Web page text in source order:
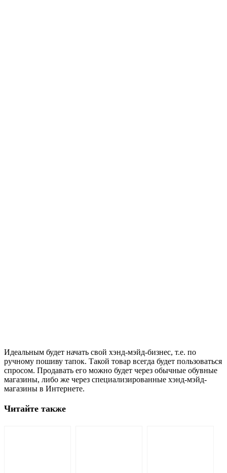
Идеальным будет начать свой хэнд-мэйд-бизнес, т.е. по
ручному пошиву тапок. Такой товар всегда будет пользоваться
спросом. Продавать его можно будет через обычные обувные
магазины, либо же через специализированные хэнд-мэйд-
магазины в Интернете.
Читайте также